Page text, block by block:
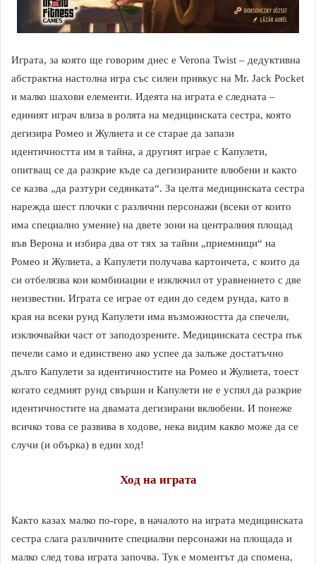
Играта, за която ще говорим днес е Verona Twist – дедуктивна
абстрактна настолна игра със силен привкус на Mr. Jack Pocket
и малко шахови елементи. Идеята на играта е следната –
единият играч влиза в ролята на медицинската сестра, която
дегизира Ромео и Жулиета и се старае да запази
идентичността им в тайна, а другият играе с Капулети,
опитващ се да разкрие къде са дегизираните влюбени и както
се казва „да разтури седянката“. За целта медицинската сестра
нарежда шест плочки с различни персонажи (всеки от които
има специално умение) на двете зони на централния площад
във Верона и избира два от тях за тайни „приемници“ на
Ромео и Жулиета, а Капулети получава картончета, с които да
си отбелязва кои комбинации е изключил от уравнението с две
неизвестни. Играта се играе от един до седем рунда, като в
края на всеки рунд Капулети има възможността да спечели,
изключвайки част от заподозрените. Медицинската сестра пък
печели само и единствено ако успее да залъже достатъчно
дълго Капулети за идентичностите на Ромео и Жулиета, тоест
когато седмият рунд свърши и Капулети не е успял да разкрие
идентичностите на двамата дегизирани вклюбени. И понеже
всичко това се развива в ходове, нека видим какво може да се
случи (и обърка) в един ход!
Ход на играта
Както казах малко по-горе, в началото на играта медицинската
сестра слага различните специални персонажи на площада и
малко след това играта започва. Тук е моментът да спомена,